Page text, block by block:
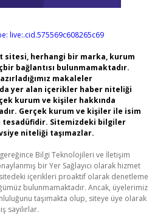
live:.cid.575569c608265c69
sitesi, herhangi bir marka, kurum
bağlantısı bulunmamaktadır.
makaleler
yer alan içerikler haber niteliği
kurum ve kişiler hakkında
Gerçek kurum ve kişiler ile isim
Sitemizdeki bilgiler
niteliği taşımazlar.
gereğince Bilgi Teknolojileri ve İletişim
bir Yer Sağlayıcı olarak hizmet
içerikleri proaktif olarak denetleme
bulunmamaktadır. Ancak, üyelerimiz
taşımakta olup, siteye üye olarak
sayılırlar.